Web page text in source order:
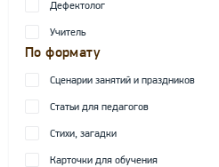
Дефектолог
Учитель
По формату
Сценарии занятий и праздников
Статьи для педагогов
Стихи, загадки
Карточки для обучения